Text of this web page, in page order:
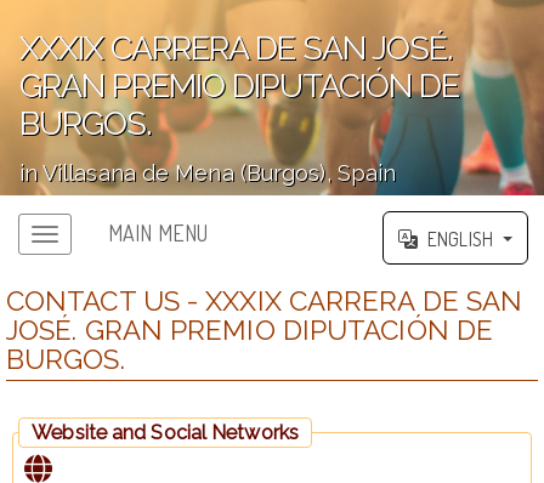
XXXIX CARRERA DE SAN JOSÉ.
GRAN PREMIO DIPUTACIÓN DE
BURGOS.
in Villasana de Mena (Burgos), Spain
MAIN MENU ENGLISH
CONTACT US - XXXIX CARRERA DE SAN
JOSÉ. GRAN PREMIO DIPUTACIÓN DE
BURGOS.
Website and Social Networks